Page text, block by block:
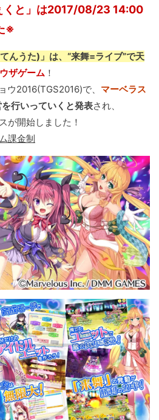
くと」は2017/08/23 14:00
※
んうた)」は、“来舞=ライブ”で天
ザゲーム ！
ウ2016(TGS2016)で、 マーベラス
行いっていくと発表され、
が開始しました！
課金制